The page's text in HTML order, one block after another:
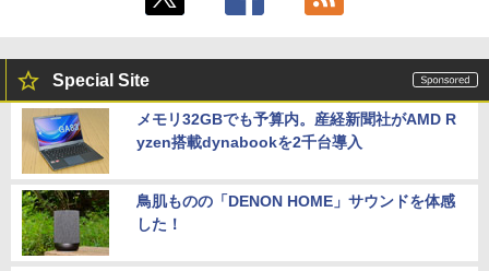
Special Site
メモリ32GBでも予算内。産経新聞社がAMD R
yzen搭載dynabookを2千台導入
鳥肌ものの「DENON HOME」サウンドを体感
した！